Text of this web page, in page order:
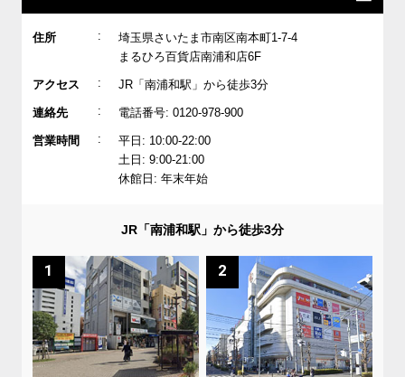
住所 :
埼玉県さいたま市南区南本町1-7-4
まるひろ百貨店南浦和店6F
アクセス : JR「南浦和駅」から徒歩3分
連絡先 : 電話番号: 0120-978-900
営業時間 :
平日: 10:00-22:00
土日: 9:00-21:00
休館日: 年末年始
JR「南浦和駅」から徒歩3分
1 2